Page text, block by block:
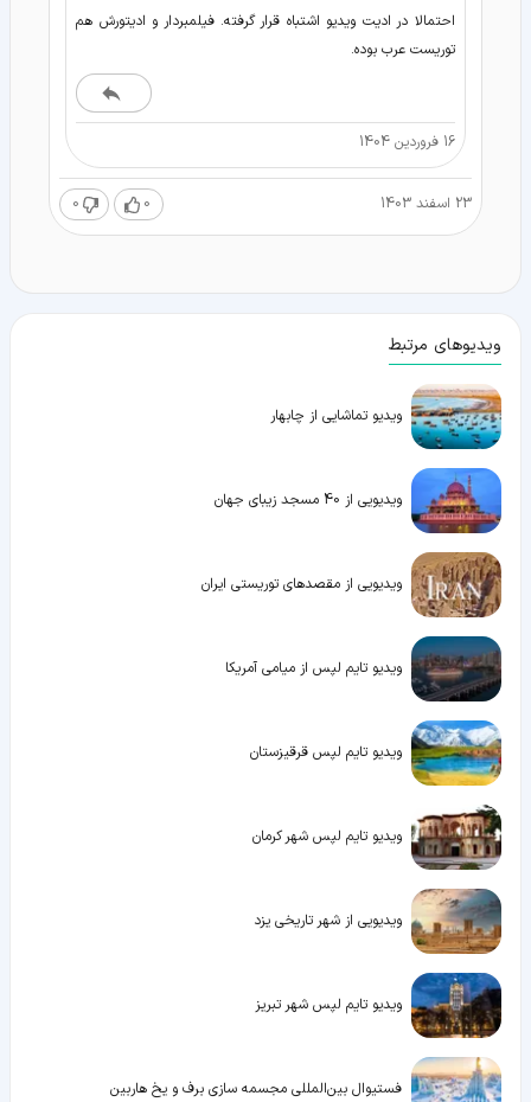
احتمالا در ادیت ویدیو اشتباه قرار گرفته. فیلمبردار و ادیتورش هم
توریست عرب بوده.
16 فروردین 1404
23 اسفند 1403 0
0
ویدیوهای مرتبط
ویدیو تماشایی از چابهار
ویدیویی از 40 مسجد زیبای جهان
ویدیویی از مقصدهای توریستی ایران
ویدیو تایم لپس از میامی آمریکا
ویدیو تایم لپس قرقیزستان
ویدیو تایم لپس شهر کرمان
ویدیویی از شهر تاریخی یزد
ویدیو تایم لپس شهر تبریز
فستیوال بین‌المللی مجسمه سازی برف و یخ هاربین